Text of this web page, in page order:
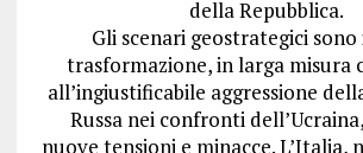
della Repubblica.
Gli scenari geostrategici
trasformazione, in larga misura
all’ingiustificabile aggressione
Russa nei confronti
nuove tensioni e minacce. L’Italia,